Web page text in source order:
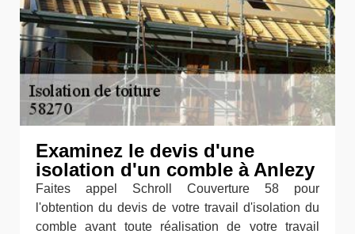
Examinez le devis d'une
isolation d'un comble à Anlezy
Faites appel Schroll Couverture 58 pour
l'obtention du devis de votre travail d'isolation du
comble avant toute réalisation de votre travail